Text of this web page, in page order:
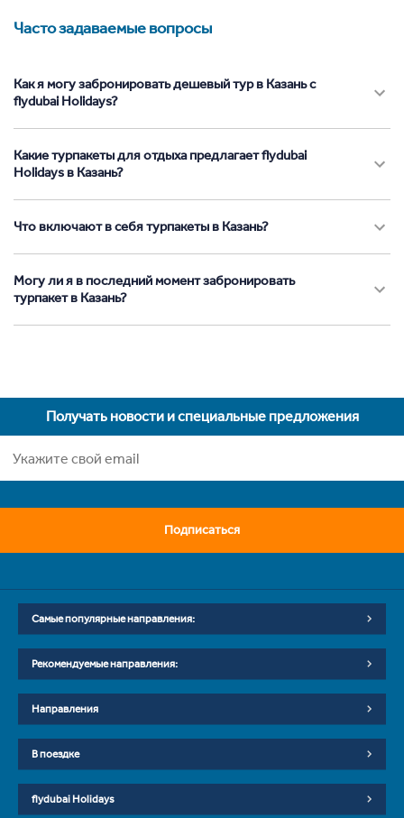
Часто задаваемые вопросы
Как я могу забронировать дешевый тур в Казань с
flydubai Holidays?
Какие турпакеты для отдыха предлагает flydubai
Holidays в Казань?
Что включают в себя турпакеты в Казань?
Могу ли я в последний момент забронировать
турпакет в Казань?
Получать новости и специальные предложения
Подписаться
Самые популярные направления:
Рекомендуемые направления:
Направления
В поездке
flydubai Holidays